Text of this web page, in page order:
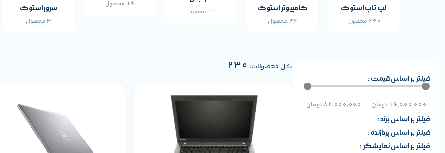
لپ تاپ استوک
230 محصول
کامپیوتر استوک
32 محصول
11 محصول
19 محصول
سرور استوک
3 محصول
فیلتر بر اساس قیمت :
16,000,000 تومان —
82,000,000 تومان
فیلتر بر اساس برند :
فیلتر بر اساس پردازنده :
فیلتر بر اساس نمایشگر :
کل محصولات: 230
مشخصات پایه محصول